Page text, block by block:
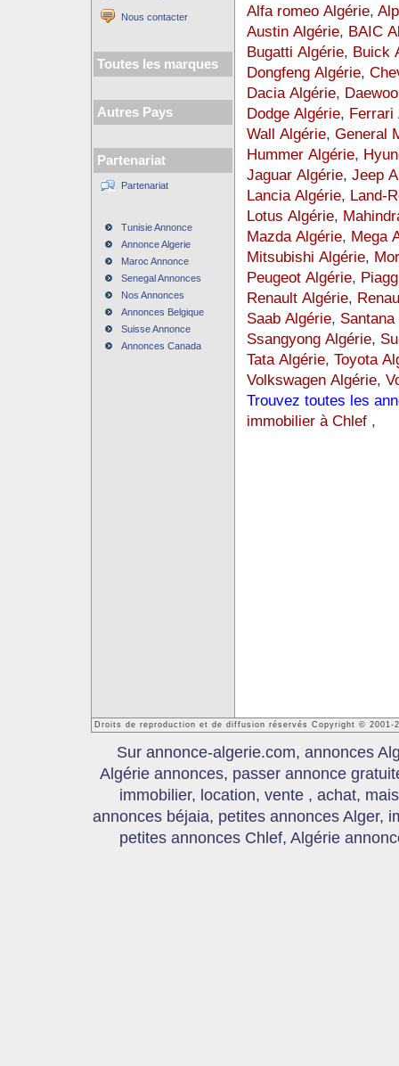
Nous contacter
Toutes les marques
Autres Pays
Partenariat
Partenariat
Tunisie Annonce
Annonce Algerie
Maroc Annonce
Senegal Annonces
Nos Annonces
Annonces Belgique
Suisse Annonce
Annonces Canada
Alfa romeo Algérie,
Austin Algérie, BAIC
Bugatti Algérie, Buick
Dongfeng Algérie,
Dacia Algérie,
Dodge Algérie, Ferrari
Wall Algérie, General
Hummer Algérie,
Jaguar Algérie, Jeep
Lancia Algérie, Land-
Lotus Algérie,
Mazda Algérie, Mega
Mitsubishi Algérie,
Peugeot Algérie,
Renault Algérie,
Saab Algérie,
Ssangyong Algérie,
Tata Algérie, Toyota
Volkswagen Algérie,
Trouvez toutes les
immobilier à Chlef,
Droits de reproduction et de diffusion réservés Copyright © 2001-
Sur annonce-algerie.com, annonces
Algérie annonces, passer annonce
immobilier, location, vente , achat,
annonces béjaia, petites annonces Alger,
petites annonces Chlef, Algérie